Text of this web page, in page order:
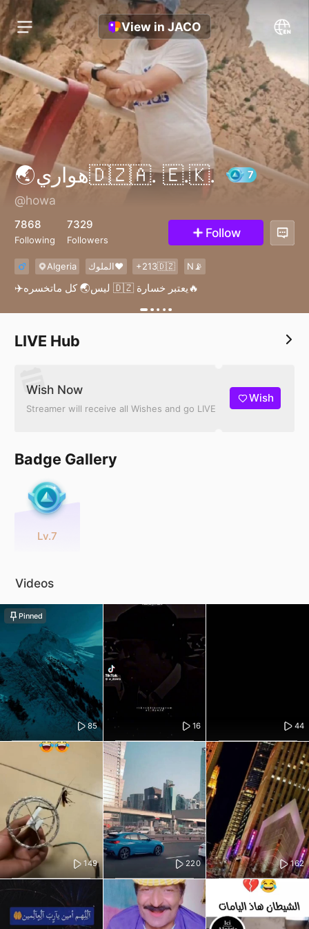
View in JACO
🌏هواري🇩🇿‌🇦. ‌🇪.‌🇰.
@howa
7868
Following
7329
Followers Follow
Algeria الملوك♥️ +213🇩🇿 N📡
✈️ليس🌏 كل ماتخسره 🇩🇿 يعتبر خسارة🔥
LIVE Hub
Wish Now
Streamer will receive all Wishes and go LIVE
Wish
Badge Gallery
Lv.7
Videos
85
Pinned
16 44
149 220 162